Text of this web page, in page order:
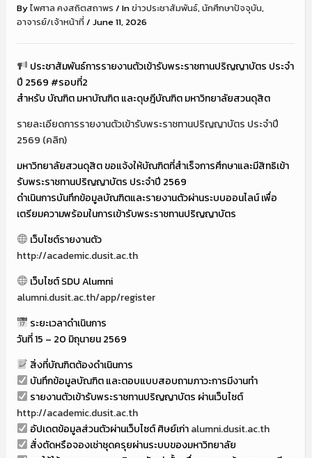
Byไพศาล คงสถิตสถาพร / Inข่าวประชาสัมพันธ์, นักศึกษาปัจจุบัน,
อาจารย์/เจ้าหน้าที่/ June 11, 2026
ประชาสัมพันธ์การรายงานตัวเข้ารับพระราชทานปริญญาบัตร ประจำ
ปี 2569 #รอบที่2
สำหรับ บัณฑิต มหาบัณฑิต และดุษฎีบัณฑิต มหาวิทยาลัยสวนดุสิต
รายละเอียดการรายงานตัวเข้ารับพระราชทานปริญญาบัตร ประจำปี
2569 (คลิก)
มหาวิทยาลัยสวนดุสิต ขอแจ้งให้บัณฑิตที่สำเร็จการศึกษาและมีสิทธิเข้า
รับพระราชทานปริญญาบัตร ประจำปี 2569
ดำเนินการบันทึกข้อมูลบัณฑิตและรายงานตัวผ่านระบบออนไลน์ เพื่อ
เตรียมความพร้อมในการเข้ารับพระราชทานปริญญาบัตร
เว็บไซต์รายงานตัว
http://academic.dusit.ac.th
เว็บไซต์ SDU Alumni
alumni.dusit.ac.th/app/register
ระยะเวลาดำเนินการ
วันที่ 15 – 20 มิถุนายน 2569
สิ่งที่บัณฑิตต้องดำเนินการ
บันทึกข้อมูลบัณฑิต และตอบแบบสอบถามภาวะการมีงานทำ
รายงานตัวเข้ารับพระราชทานปริญญาบัตร ผ่านเว็บไซต์
http://academic.dusit.ac.th
อัปเดตข้อมูลส่วนตัวผ่านเว็บไซต์ ศิษย์เก่าalumni.dusit.ac.th
สั่งตัดหรือจองเช่าชุดครุยผ่านระบบของมหาวิทยาลัย